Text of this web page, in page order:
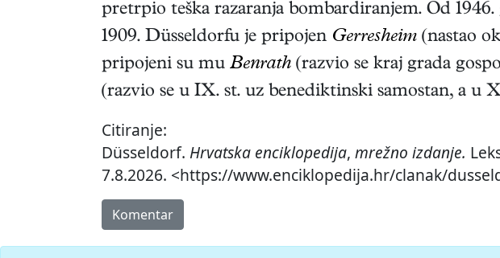
pretrpio teška razaranja bombardiranjem. Od
1909. Düsseldorfu je pripojen Gerresheim (nastao
pripojeni su mu Benrath (razvio se kraj grada
(razvio se u IX. st. uz benediktinski samostan, a u
Citiranje:
Düsseldorf. Hrvatska enciklopedija, mrežno izdanje.
7.8.2026. <https://www.enciklopedija.hr/clanak/
Komentar